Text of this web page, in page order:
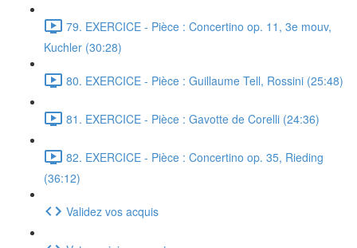
79. EXERCICE - Pièce : Concertino op. 11, 3e mouv,
Kuchler (30:28)
80. EXERCICE - Pièce : Guillaume Tell, Rossini (25:48)
81. EXERCICE - Pièce : Gavotte de Corelli (24:36)
82. EXERCICE - Pièce : Concertino op. 35, Rieding
(36:12)
Validez vos acquis